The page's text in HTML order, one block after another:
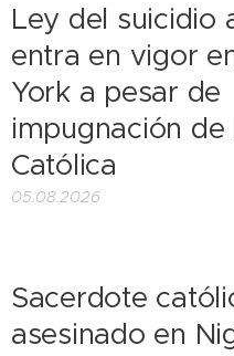
Ley del suicidio
entra en vigor
York a pesar de
impugnación de
Católica
05.08.2026
Sacerdote
asesinado en